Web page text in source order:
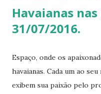
Havaianas
31/07/2016.
Espaço, onde os
havaianas. Cada um ao
exibem sua paixão pelo